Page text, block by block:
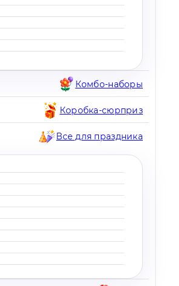
Комбо-наборы
Коробка-сюрприз
Все для праздника